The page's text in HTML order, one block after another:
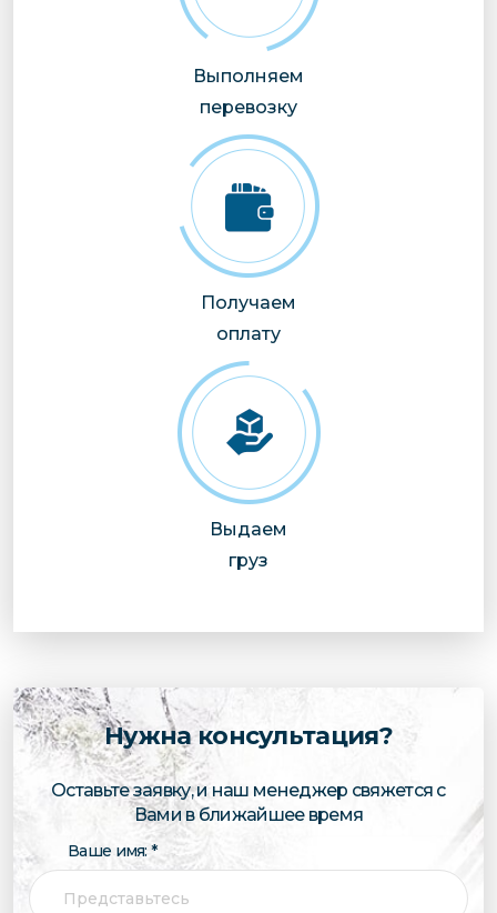
Выполняем
перевозку
Получаем
оплату
Выдаем
груз
Нужна консультация?
Оставьте заявку, и наш менеджер свяжется с
Вами в ближайшее время
Ваше имя: *